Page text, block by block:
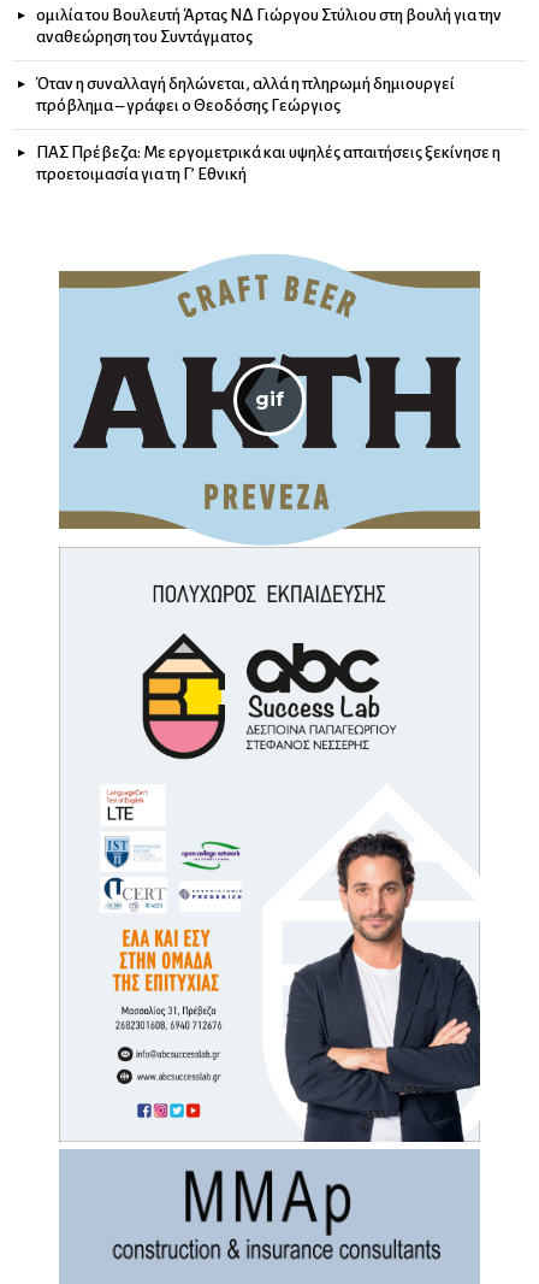
ομιλία του Βουλευτή Άρτας ΝΔ Γιώργου Στύλιου στη βουλή για την
αναθεώρηση του Συντάγματος
Όταν η συναλλαγή δηλώνεται, αλλά η πληρωμή δημιουργεί
πρόβλημα – γράφει ο Θεοδόσης Γεώργιος
ΠΑΣ Πρέβεζα: Με εργομετρικά και υψηλές απαιτήσεις ξεκίνησε η
προετοιμασία για τη Γ’ Εθνική